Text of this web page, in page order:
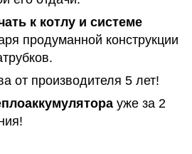
к котлу и системе
продуманной конструкции
от производителя 5 лет!
уже за 2